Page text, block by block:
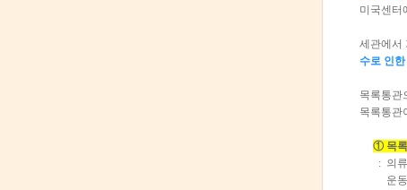
미국센터
세관에서
수로 인
목록통관
목록통관
① 목록
: 의류(
운동화